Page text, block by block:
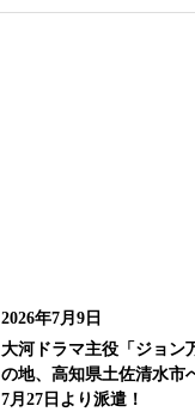
2026年7月9日
大河ドラマ主役「ジョン
の地、高知県土佐清水市
7月27日より派遣！